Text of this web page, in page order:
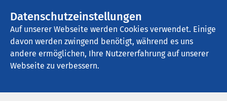
Datenschutzeinstellungen
Auf unserer Webseite werden Cookies verwendet. Einige
davon werden zwingend benötigt, während es uns
andere ermöglichen, Ihre Nutzererfahrung auf unserer
Webseite zu verbessern.
Startseite der AMEOS Gruppe Aktuelles Nachrichten